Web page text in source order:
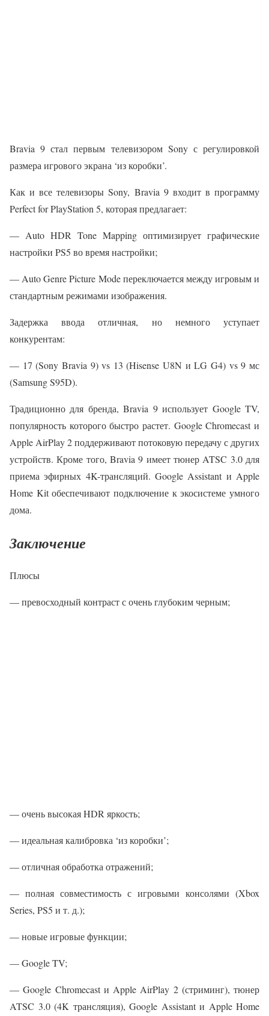
Bravia 9 стал первым телевизором Sony с регулировкой
размера игрового экрана ‘из коробки’.
Как и все телевизоры Sony, Bravia 9 входит в программу
Perfect for PlayStation 5, которая предлагает:
— Auto HDR Tone Mapping оптимизирует графические
настройки PS5 во время настройки;
— Auto Genre Picture Mode переключается между игровым и
стандартным режимами изображения.
Задержка ввода отличная, но немного уступает
конкурентам:
— 17 (Sony Bravia 9) vs 13 (Hisense U8N и LG G4) vs 9 мс
(Samsung S95D).
Традиционно для бренда, Bravia 9 использует Google TV,
популярность которого быстро растет. Google Chromecast и
Apple AirPlay 2 поддерживают потоковую передачу с других
устройств. Кроме того, Bravia 9 имеет тюнер ATSC 3.0 для
приема эфирных 4K-трансляций. Google Assistant и Apple
Home Kit обеспечивают подключение к экосистеме умного
дома.
Заключение
Плюсы
— превосходный контраст с очень глубоким черным;
— очень высокая HDR яркость;
— идеальная калибровка ‘из коробки’;
— отличная обработка отражений;
— полная совместимость с игровыми консолями (Xbox
Series, PS5 и т. д.);
— новые игровые функции;
— Google TV;
— Google Chromecast и Apple AirPlay 2 (стриминг), тюнер
ATSC 3.0 (4K трансляция), Google Assistant и Apple Home